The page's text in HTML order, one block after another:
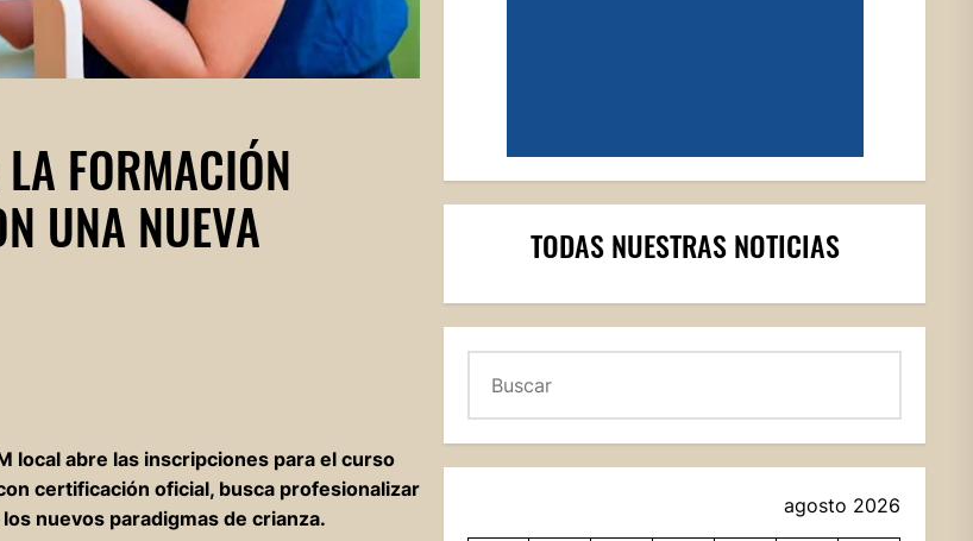
FORMACIÓN
UNA NUEVA
local abre las inscripciones para el curso
certificación oficial, busca profesionalizar
nuevos paradigmas de crianza.
TODAS NUESTRAS NOTICIAS
agosto 2026